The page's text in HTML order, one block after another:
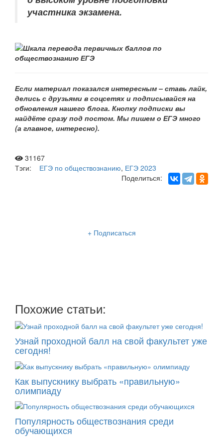
участника экзамена.
Если материал показался интересным – ставь лайк,
делись с друзьями в соцсетях и подписывайся на
обновления нашего блога. Кнопку подписки вы
найдёте сразу под постом. Мы пишем о ЕГЭ много
(а главное, интересно).
31167
Тэги:
ЕГЭ по обществознанию, ЕГЭ 2023
Поделиться:
+ Подписаться
Похожие статьи:
Узнай проходной балл на свой факультет уже
сегодня!
Как выпускнику выбрать «правильную»
олимпиаду
Популярность обществознания среди
обучающихся